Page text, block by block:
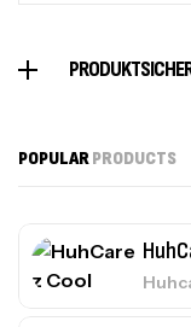
POPULARPRODUCTS